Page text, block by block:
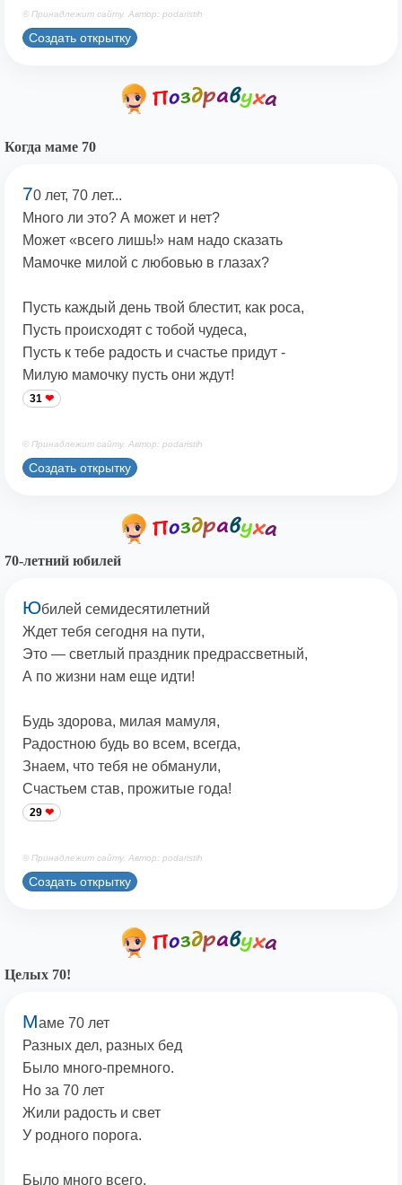
© Принадлежит сайту. Автор: podaristih
Создать открытку
Когда маме 70
70 лет, 70 лет...
Много ли это? А может и нет?
Может «всего лишь!» нам надо сказать
Мамочке милой с любовью в глазах?
Пусть каждый день твой блестит, как роса,
Пусть происходят с тобой чудеса,
Пусть к тебе радость и счастье придут -
Милую мамочку пусть они ждут!
31
© Принадлежит сайту. Автор: podaristih
Создать открытку
70-летний юбилей
Юбилей семидесятилетний
Ждет тебя сегодня на пути,
Это — светлый праздник предрассветный,
А по жизни нам еще идти!
Будь здорова, милая мамуля,
Радостною будь во всем, всегда,
Знаем, что тебя не обманули,
Счастьем став, прожитые года!
29
© Принадлежит сайту. Автор: podaristih
Создать открытку
Целых 70!
Маме 70 лет
Разных дел, разных бед
Было много-премного.
Но за 70 лет
Жили радость и свет
У родного порога.
Было много всего,